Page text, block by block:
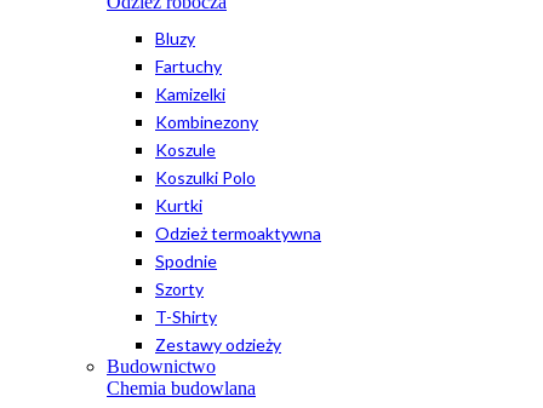
Bluzy
Fartuchy
Kamizelki
Kombinezony
Koszule
Koszulki Polo
Kurtki
Odzież termoaktywna
Spodnie
Szorty
T-Shirty
Zestawy odzieży
Budownictwo
Chemia budowlana